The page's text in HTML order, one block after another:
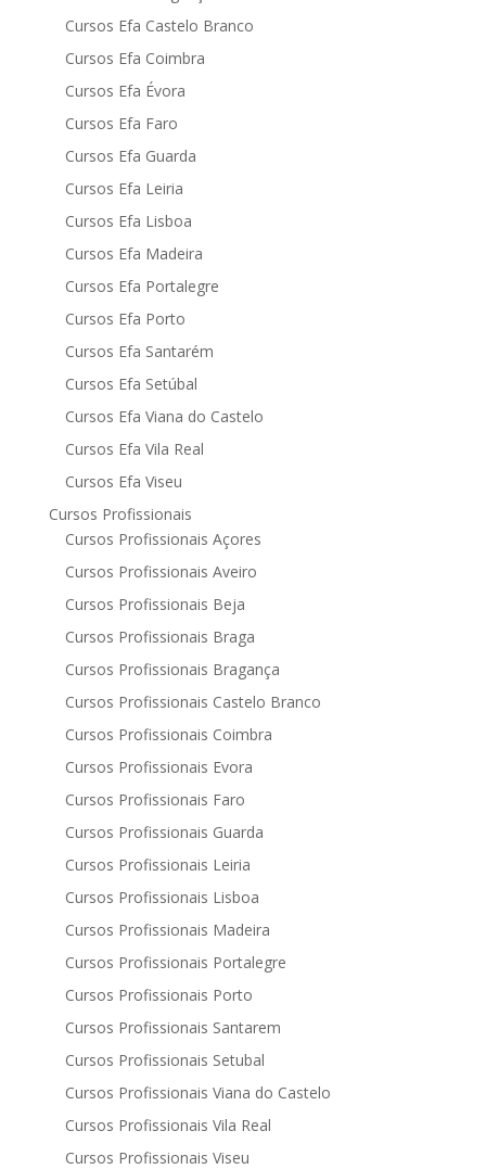
Cursos Efa Castelo Branco
Cursos Efa Coimbra
Cursos Efa Évora
Cursos Efa Faro
Cursos Efa Guarda
Cursos Efa Leiria
Cursos Efa Lisboa
Cursos Efa Madeira
Cursos Efa Portalegre
Cursos Efa Porto
Cursos Efa Santarém
Cursos Efa Setúbal
Cursos Efa Viana do Castelo
Cursos Efa Vila Real
Cursos Efa Viseu
Cursos Profissionais
Cursos Profissionais Açores
Cursos Profissionais Aveiro
Cursos Profissionais Beja
Cursos Profissionais Braga
Cursos Profissionais Bragança
Cursos Profissionais Castelo Branco
Cursos Profissionais Coimbra
Cursos Profissionais Evora
Cursos Profissionais Faro
Cursos Profissionais Guarda
Cursos Profissionais Leiria
Cursos Profissionais Lisboa
Cursos Profissionais Madeira
Cursos Profissionais Portalegre
Cursos Profissionais Porto
Cursos Profissionais Santarem
Cursos Profissionais Setubal
Cursos Profissionais Viana do Castelo
Cursos Profissionais Vila Real
Cursos Profissionais Viseu